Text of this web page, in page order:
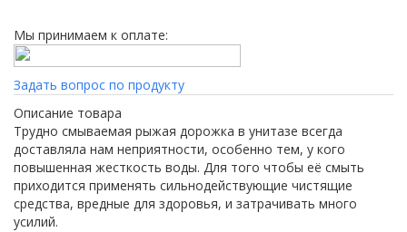
Мы принимаем к оплате:
Задать вопрос по продукту
Описание товара
Трудно смываемая рыжая дорожка в унитазе всегда
доставляла нам неприятности, особенно тем, у кого
повышенная жесткость воды. Для того чтобы её смыть
приходится применять сильнодействующие чистящие
средства, вредные для здоровья, и затрачивать много
усилий.